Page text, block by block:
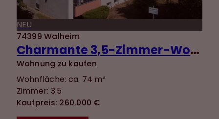
NEU
74399 Walheim
Charmante 3,5-Zimmer-Wohnung mit guter Aufteilung, Balkon, Einbauküche und zwei Stellplätzen
Wohnung zu kaufen
Wohnfläche: ca. 74 m²
Zimmer: 3.5
Kaufpreis: 260.000 €